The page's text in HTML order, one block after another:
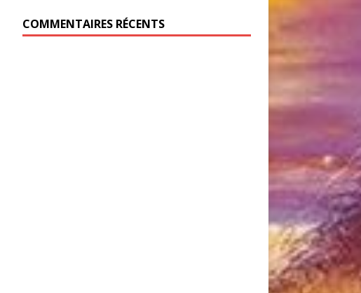
COMMENTAIRES RÉCENTS